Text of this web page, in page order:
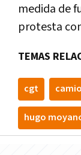
medida de
protesta
TEMAS
cgt
hugo